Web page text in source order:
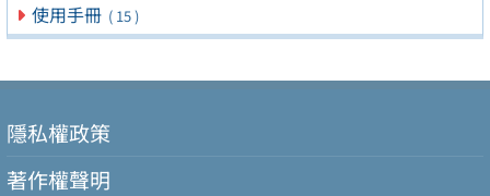
使用手冊 ( 15 )
隱私權政策
著作權聲明